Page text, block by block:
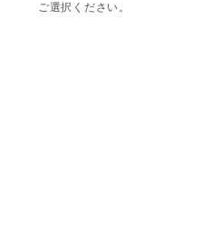
ご選択ください。